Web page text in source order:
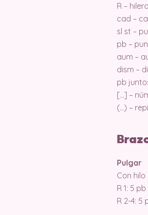
R – hilera
cad –
sl st –
pb –
aum –
dism –
pb
[…] –
(…) –
Pulgar
Con hilo
R 1: 5
R 2-4: 5